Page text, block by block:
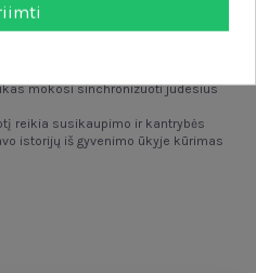
mokosi sinchronizuoti judesius
reikia susikaupimo ir kantrybės
istorijų iš gyvenimo ūkyje kūrimas